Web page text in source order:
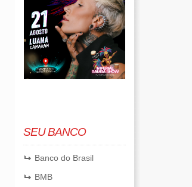
SEU BANCO
Banco do Brasil
BMB